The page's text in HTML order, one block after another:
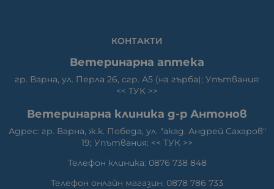
КОНТАКТИ
Ветеринарна аптека
гр. Варна, ул. Перла 26, сгр. А5 (на гърба); Упътвания:
<< ТУК >>
Ветеринарна клиника д-р Антонов
Адрес: гр. Варна, ж.к. Победа, ул. "акад. Андрей Сахаров"
19; Упътвания: << ТУК >>
Телефон клиника: 0876 738 848
Телефон онлайн магазин: 0878 786 733